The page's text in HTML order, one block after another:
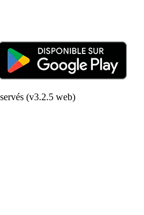
(v3.2.5 web)